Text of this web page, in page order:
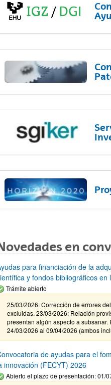
en
para financiación de la
y fondos bibliográficos en
Trámite abierto
25/03/2026: Corrección de errores
excluidas. 23/03/2026: Relación
presentan algún aspecto a
24/03/2026 al 09/04/2026 (ambos
de ayudas para el
innovación (FECYT) 2026
Abierto el plazo de presentación: 01/